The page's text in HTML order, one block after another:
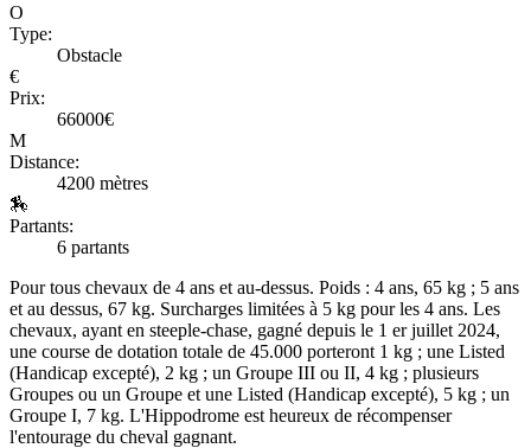
O
Type:
Obstacle
€
Prix:
66000€
M
Distance:
4200 mètres
🏇
Partants:
6 partants
Pour tous chevaux de 4 ans et au-dessus. Poids : 4 ans, 65 kg ; 5 ans
et au dessus, 67 kg. Surcharges limitées à 5 kg pour les 4 ans. Les
chevaux, ayant en steeple-chase, gagné depuis le 1 er juillet 2024,
une course de dotation totale de 45.000 porteront 1 kg ; une Listed
(Handicap excepté), 2 kg ; un Groupe III ou II, 4 kg ; plusieurs
Groupes ou un Groupe et une Listed (Handicap excepté), 5 kg ; un
Groupe I, 7 kg. L'Hippodrome est heureux de récompenser
l'entourage du cheval gagnant.